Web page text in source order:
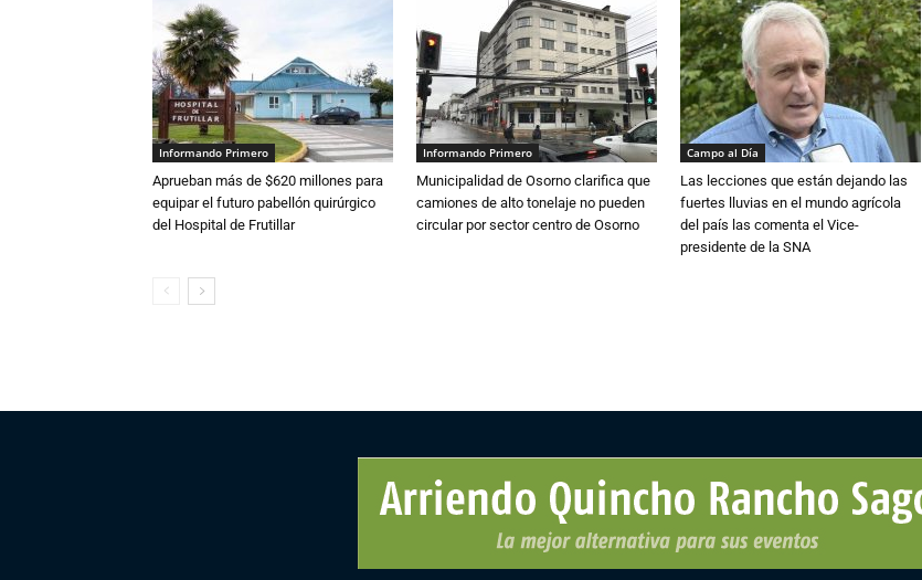
Informando Primero
Aprueban más de $620 millones para
equipar el futuro pabellón quirúrgico
del Hospital de Frutillar
Informando Primero
Municipalidad de Osorno clarifica que
camiones de alto tonelaje no pueden
circular por sector centro de Osorno
Campo al Día
Las lecciones que están dejando las
fuertes lluvias en el mundo agrícola
del país las comenta el Vice-
presidente de la SNA